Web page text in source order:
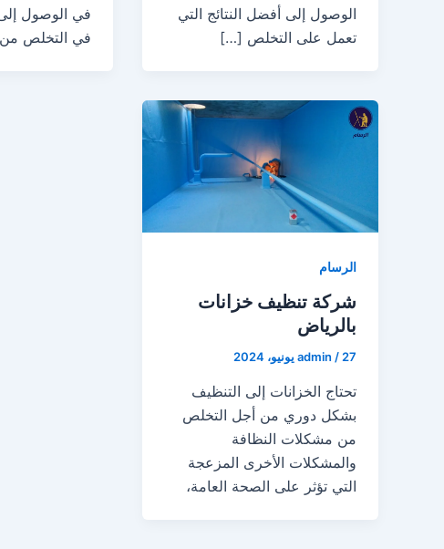
الوصول إلى أفضل النتائج التي
تعمل على التخلص […]
في الوصول إلى
في التخلص من
الرسام
شركة تنظيف خزانات
بالرياض
admin / 27 يونيو، 2024
تحتاج الخزانات إلى التنظيف
بشكل دوري من أجل التخلص
من مشكلات النظافة
والمشكلات الأخرى المزعجة
التي تؤثر على الصحة العامة،